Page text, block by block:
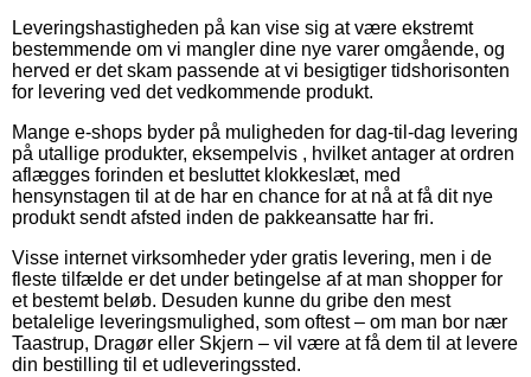
Leveringshastigheden på kan vise sig at være ekstremt
bestemmende om vi mangler dine nye varer omgående, og
herved er det skam passende at vi besigtiger tidshorisonten
for levering ved det vedkommende produkt.
Mange e-shops byder på muligheden for dag-til-dag levering
på utallige produkter, eksempelvis , hvilket antager at ordren
aflægges forinden et besluttet klokkeslæt, med
hensynstagen til at de har en chance for at nå at få dit nye
produkt sendt afsted inden de pakkeansatte har fri.
Visse internet virksomheder yder gratis levering, men i de
fleste tilfælde er det under betingelse af at man shopper for
et bestemt beløb. Desuden kunne du gribe den mest
betalelige leveringsmulighed, som oftest – om man bor nær
Taastrup, Dragør eller Skjern – vil være at få dem til at levere
din bestilling til et udleveringssted.